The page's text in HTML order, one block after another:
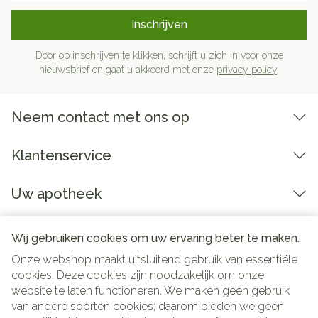
Wij gebruiken cookies om uw ervaring beter te maken.
Onze webshop maakt uitsluitend gebruik van essentiële
cookies. Deze cookies zijn noodzakelijk om onze
website te laten functioneren. We maken geen gebruik
van andere soorten cookies; daarom bieden we geen
Inschrijven
Door op inschrijven te klikken, schrijft u zich in voor onze
nieuwsbrief en gaat u akkoord met onze privacy policy
Neem contact met ons op
Klantenservice
Uw apotheek